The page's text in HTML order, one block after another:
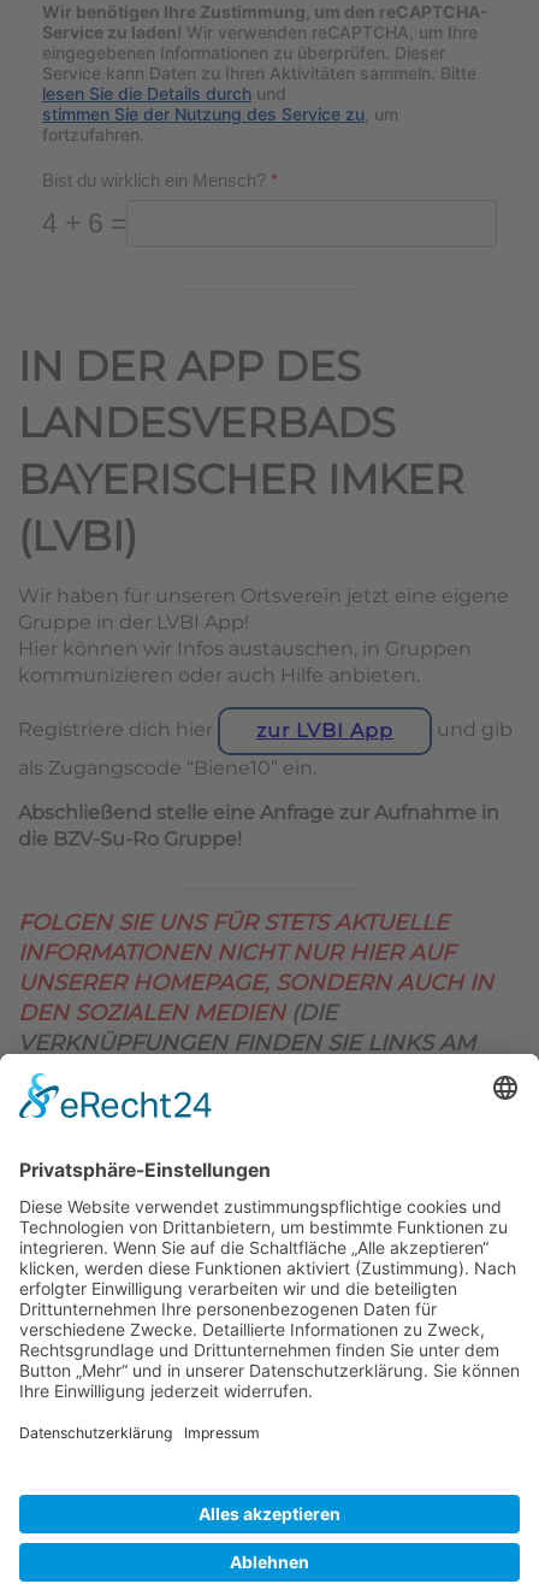
Wir benötigen Ihre Zustimmung, um den reCAPTCHA-
Service zu laden! Wir verwenden reCAPTCHA, um Ihre
eingegebenen Informationen zu überprüfen. Dieser
Service kann Daten zu Ihren Aktivitäten sammeln. Bitte
lesen Sie die Details durch und
stimmen Sie der Nutzung des Service zu , um
fortzufahren.
Bist du wirklich ein Mensch? *
4 + 6 =
IN DER APP DES
LANDESVERBADS
BAYERISCHER IMKER
(LVBI)
Wir haben für unseren Ortsverein jetzt eine eigene
Gruppe in der LVBI App!
Hier können wir Infos austauschen, in Gruppen
kommunizieren oder auch Hilfe anbieten.
Registriere dich hier zur LVBI App
und gib
als Zugangscode “Biene10” ein.
Abschließend stelle eine Anfrage zur Aufnahme in
die BZV-Su-Ro Gruppe!
FOLGEN SIE UNS FÜR STETS AKTUELLE
INFORMATIONEN NICHT NUR HIER AUF
UNSERER HOMEPAGE, SONDERN AUCH IN
DEN SOZIALEN MEDIEN (DIE
VERKNÜPFUNGEN FINDEN SIE LINKS AM
OBEREN SEITENRAND)
BIENENZUCHTVEREIN SULZBACH-ROSENBERG
1871 E.V.
1. Vorsitzender
Matthias Bohmann
Siebeneichen 13
92237 Sulzbach-Rosenberg
E-Mail: vorstand@bienenzuchtverein-sulzbach-
Copyright © Bienenzuchtverein